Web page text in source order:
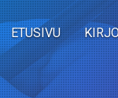
ETUSIVU